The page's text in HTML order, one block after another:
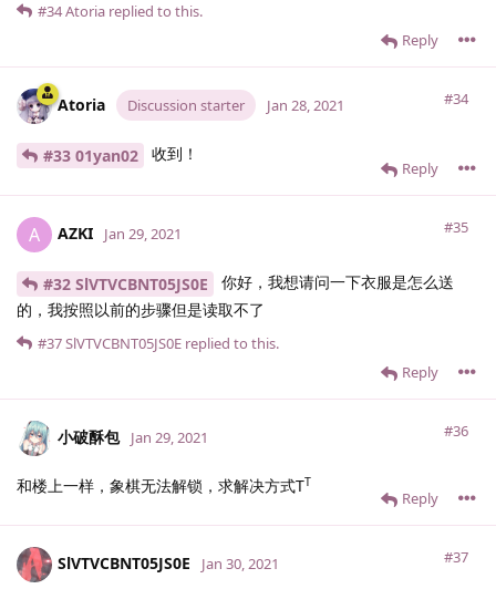
Reply
#34Atoria replied to this.
Atoria Discussion starter #34
Jan 28, 2021
#33 01yan02 收到！
Reply
A AZKI #35
Jan 29, 2021
#32 SlVTVCBNT05JS0E
你好，我想请问一下衣服是怎么送
的，我按照以前的步骤但是读取不了
Reply
#37SlVTVCBNT05JS0E replied to this.
小破酥包 #36
Jan 29, 2021
和楼上一样，象棋无法解锁，求解决方式TT
Reply
SlVTVCBNT05JS0E #37
Jan 30, 2021